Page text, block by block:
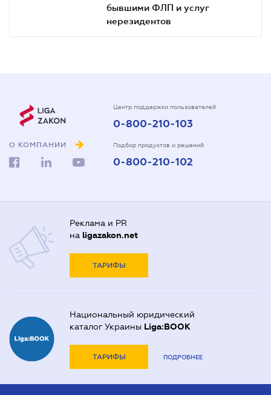
бывшими ФЛП и услуг
нерезидентов
О КОМПАНИИ
Центр поддержки пользователей
0-800-210-103
Подбор продуктов и решений
0-800-210-102
Реклама и PR
на ligazakon.net
ТАРИФЫ
Национальный юридический
каталог Украины Liga:BOOK
ТАРИФЫ ПОДРОБНЕЕ